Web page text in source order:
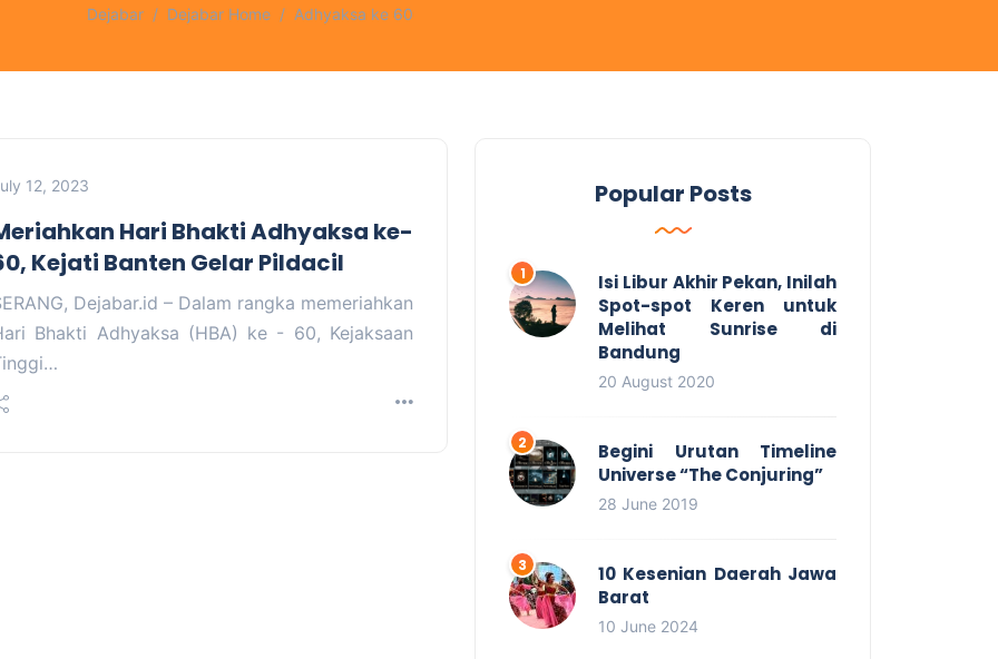
Dejabar Dejabar Home Adhyaksa ke 60
12, 2023
Hari Bhakti Adhyaksa ke-
Kejati Banten Gelar Pildacil
Dejabar.id – Dalam rangka memeriahkan
Bhakti Adhyaksa (HBA) ke - 60, Kejaksaan
Popular Posts
Isi Libur Akhir Pekan, Inilah
Spot-spot Keren untuk
Melihat Sunrise di
Bandung
20 August 2020
Begini Urutan Timeline
Universe “The Conjuring”
28 June 2019
10 Kesenian Daerah Jawa
Barat
10 June 2024